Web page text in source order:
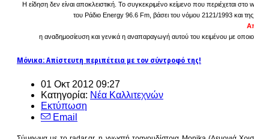
Η είδηση δεν είναι αποκλειστική. Το συγκεκριμένο κείμενο που περιέχεται
του Ράδιο Energy 96.6 Fm, βάσει του νόμου 2121/1993 και
η αναδημοσίευση και γενικά η αναπαραγωγή αυτού του κειμένου με
Μόνικα: Απίστευτη περιπέτεια με τον σύντροφό της!
01 Οκτ 2012 09:27
Κατηγορία: Νέα Καλλιτεχνών
Εκτύπωση
Email